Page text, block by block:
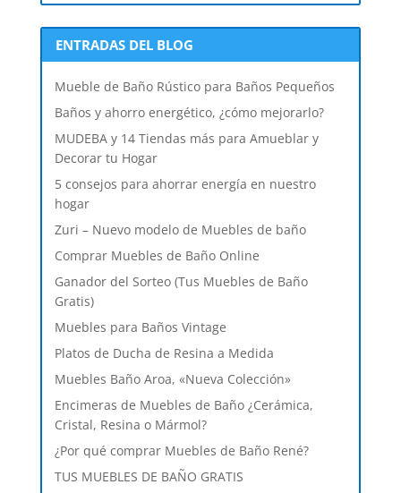
ENTRADAS DEL BLOG
Mueble de Baño Rústico para Baños Pequeños
Baños y ahorro energético, ¿cómo mejorarlo?
MUDEBA y 14 Tiendas más para Amueblar y
Decorar tu Hogar
5 consejos para ahorrar energía en nuestro
hogar
Zuri – Nuevo modelo de Muebles de baño
Comprar Muebles de Baño Online
Ganador del Sorteo (Tus Muebles de Baño
Gratis)
Muebles para Baños Vintage
Platos de Ducha de Resina a Medida
Muebles Baño Aroa, «Nueva Colección»
Encimeras de Muebles de Baño ¿Cerámica,
Cristal, Resina o Mármol?
¿Por qué comprar Muebles de Baño René?
TUS MUEBLES DE BAÑO GRATIS